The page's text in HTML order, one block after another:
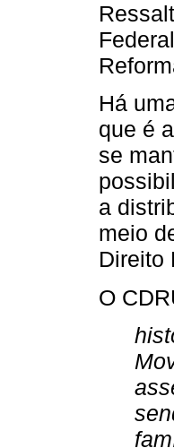
Há
que é a
se
a
meio
Direito
O